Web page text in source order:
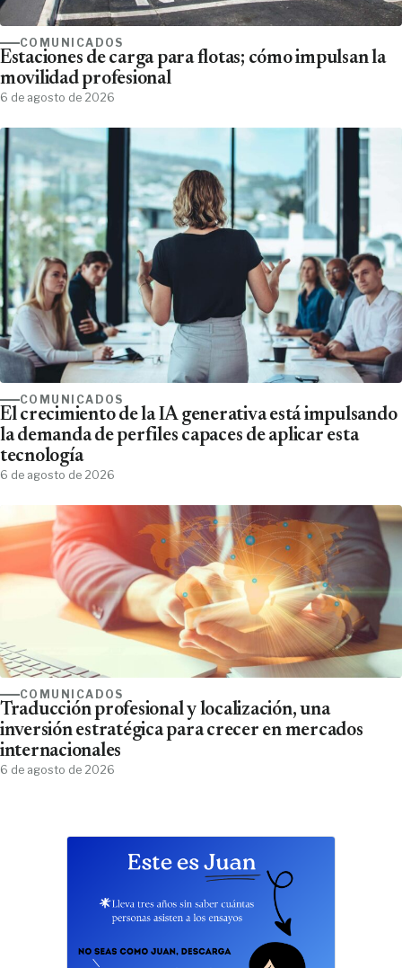
COMUNICADOS
Estaciones de carga para flotas; cómo impulsan la
movilidad profesional
6 de agosto de 2026
COMUNICADOS
El crecimiento de la IA generativa está impulsando
la demanda de perfiles capaces de aplicar esta
tecnología
6 de agosto de 2026
COMUNICADOS
Traducción profesional y localización, una
inversión estratégica para crecer en mercados
internacionales
6 de agosto de 2026